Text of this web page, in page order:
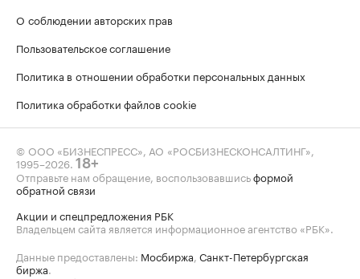
О соблюдении авторских прав
Пользовательское соглашение
Политика в отношении обработки персональных данных
Политика обработки файлов cookie
© ООО «БИЗНЕСПРЕСС», АО «РОСБИЗНЕСКОНСАЛТИНГ»,
1995–2026 18+
Отправьте нам обращение, воспользовавшисьформой
обратной связи
Акции и спецпредложения РБК
Владельцем сайта является информационное агентство «РБК».
Данные предоставлены: Мосбиржа Санкт-Петербургская
биржа